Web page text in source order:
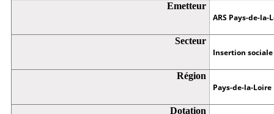
Emetteur
ARS Pays-de-la-
Secteur
Insertion sociale
Région
Pays-de-la-Loire
Dotation